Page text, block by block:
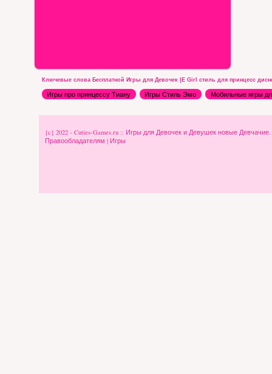
Ключевые слова Бесплатной Игры для Девочек |E Girl стиль для принцесс
Игры про принцессу Тиану Игры Стиль Эмо Мобильные игры
{c} 2022 - Cuties-Games.ru :: Игры для Девочек и Девушек новые
Правообладателям | Игры